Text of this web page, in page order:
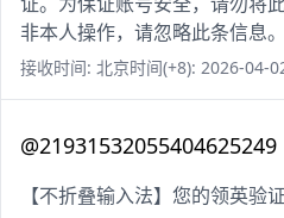
非本人操作，请忽略此条信息。
接收时间: 北京时间(+8): 2026-04-
@21931532055404625249
【不折叠输入法】您的领英验